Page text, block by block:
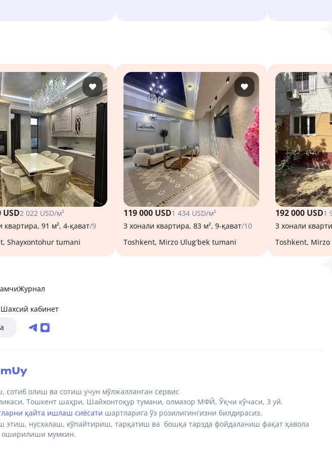
USD2 022 USD/м²
квартира, 91 м², 4-қават/9
Shayxontohur tumani
119 000 USD1 434 USD/м²
3 хонали квартира, 83 м², 9-қават/10
Toshkent, Mirzo Ulugʻbek tumani
192 000 USD1
3 хонали
Toshkent,
Журнал
Шахсий кабинет
сотиб олиш ва сотиш учун мўлжалланган сервис
Тошкент шаҳри, Шайхонтоҳур тумани, олмазор МФЙ, Ўқчи кўчаси, 3 уй.
қайта ишлаш сиёсати шартларига ўз розилигингизни билдирасиз.
этиш, нусхалаш, кўпайтириш, тарқатиш ва бошқа тарзда фойдаланиш фақат ҳавола
оширилиши мумкин.